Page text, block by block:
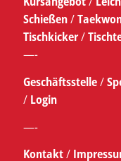
Schießen/
Tischkicker/
—-
Geschäftsstelle/
/ Login
—-
Kontakt/